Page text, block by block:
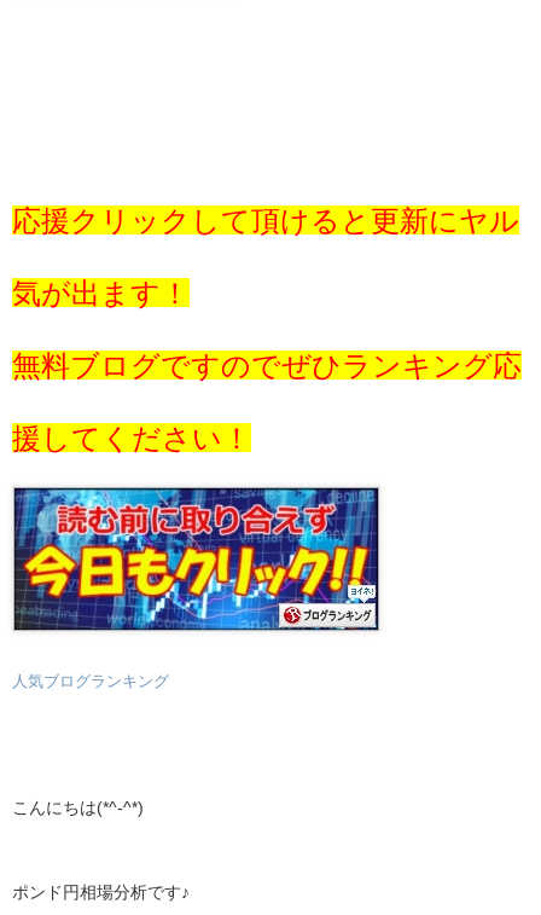
応援クリックして頂けると更新にヤル
気が出ます！
無料ブログですのでぜひランキング応
援してください！
人気ブログランキング
こんにちは(*^-^*)
ポンド円相場分析です♪